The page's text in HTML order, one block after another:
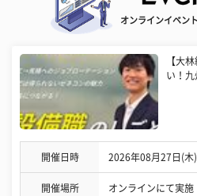
オンラインイベン
【大
い！九
開催日時 2026年08月27日(木
開催場所 オンラインにて実施